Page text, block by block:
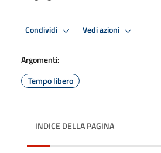
Condividi Vedi azioni
Argomenti:
Tempo libero
INDICE DELLA PAGINA